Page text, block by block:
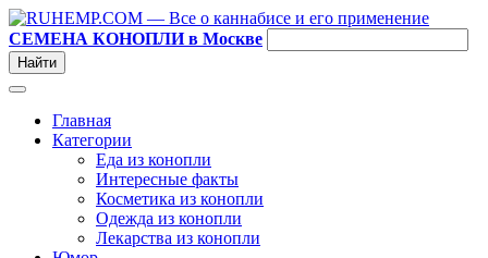
СЕМЕНА КОНОПЛИ в Москве
Главная
Категории
Еда из конопли
Интересные факты
Косметика из конопли
Одежда из конопли
Лекарства из конопли